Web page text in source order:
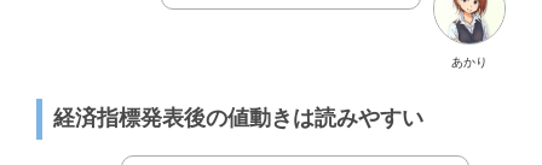
あかり
経済指標発表後の値動きは読みやすい